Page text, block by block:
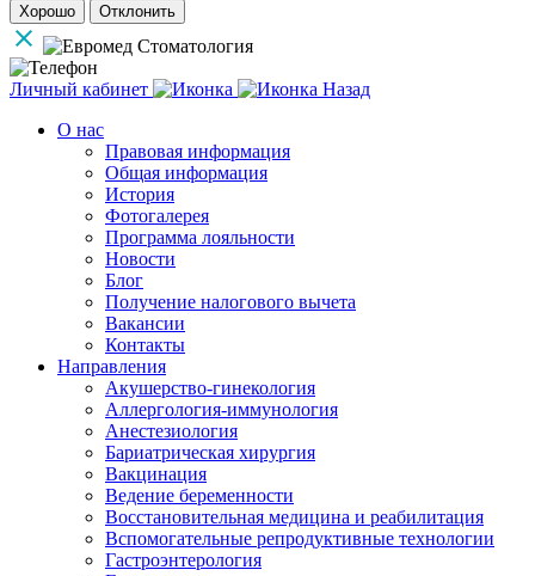
Хорошо Отклонить
Личный кабинет
Назад
О нас
Правовая информация
Общая информация
История
Фотогалерея
Программа лояльности
Новости
Блог
Получение налогового вычета
Вакансии
Контакты
Направления
Акушерство-гинекология
Аллергология-иммунология
Анестезиология
Бариатрическая хирургия
Вакцинация
Ведение беременности
Восстановительная медицина и реабилитация
Вспомогательные репродуктивные технологии
Гастроэнтерология